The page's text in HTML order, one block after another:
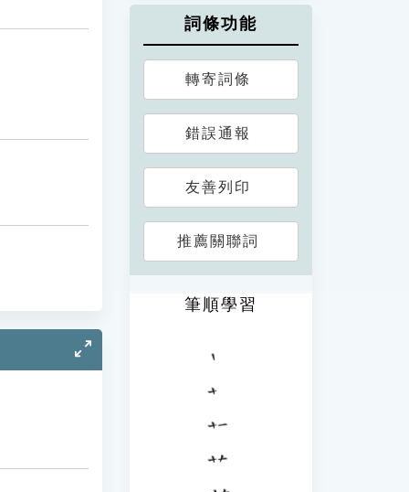
詞條功能
轉寄詞條
錯誤通報
友善列印
推薦關聯詞
筆順學習